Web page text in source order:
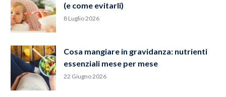
(e come evitarli)
8 Luglio 2026
Cosa mangiare in gravidanza: nutrienti
essenziali mese per mese
22 Giugno 2026